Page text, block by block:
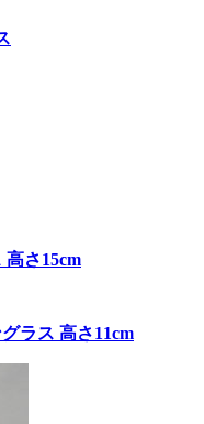
さ15cm
ラス 高さ11cm